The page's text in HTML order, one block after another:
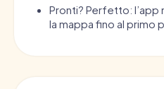
Pronti? Perfetto: l’app
la mappa fino al primo